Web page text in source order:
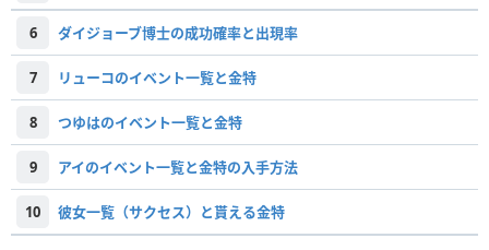
6 ダイジョーブ博士の成功確率と出現率
7 リューコのイベント一覧と金特
8 つゆはのイベント一覧と金特
9 アイのイベント一覧と金特の入手方法
10 彼女一覧（サクセス）と貰える金特